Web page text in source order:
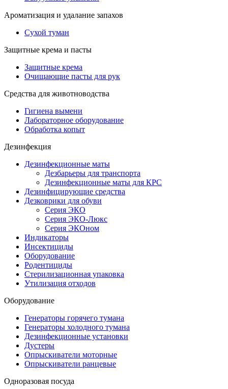
Ароматизация и удалание запахов
Сухой туман
Защитные крема и пасты
Защитные крема
Очищающие пасты для рук
Средства для животноводства
Гигиена вымени
Лабораторное оборудование
Обработка копыт
Дезинфекция
Дезинфекционные маты
Дезбарьеры для транспорта
Дезинфекционные маты для КРС
Дезинфицирующие средства
Дезковрики для обуви
Серия ЭКО
Серия ЭКО-Люкс
Серия ЭКОном
Индикаторы
Инсектициды
Оборудование
Родентициды
Стерилизационная упаковка
Утилизация отходов
Оборудование
Генераторы горячего тумана
Генераторы холодного тумана
Дезинфекционные установки
Дустеры
Опрыскиватели моторные
Опрыскиватели ранцевые
Одноразовая посуда